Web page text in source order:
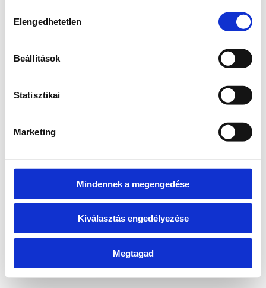
kiválasztása
Elengedhetetlen
Beállítások
Statisztikai
Marketing
Mindennek a megengedése
Kiválasztás engedélyezése
Megtagad
loadingwww.bicapp.hu
(see the browser console for more